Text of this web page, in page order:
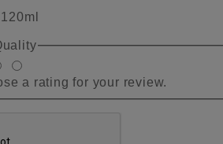
a rating for your review.